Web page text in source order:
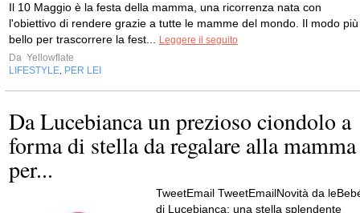
Il 10 Maggio è la festa della mamma, una ricorrenza nata con
l'obiettivo di rendere grazie a tutte le mamme del mondo. Il modo più
bello per trascorrere la fest... Leggere il seguito
Da Yellowflate
LIFESTYLE, PER LEI
Da Lucebianca un prezioso ciondolo a
forma di stella da regalare alla mamma
per...
TweetEmail TweetEmailNovità da
di Lucebianca: una stella splendente